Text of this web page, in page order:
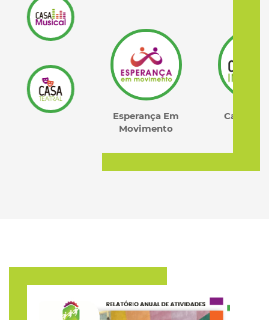
Esperança Em
Casa Integra